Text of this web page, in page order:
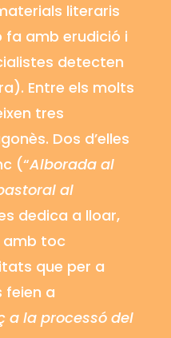
literaris
fa amb erudició i
detecten
. Entre els molts
tres
Dos d’elles
(“Alborada al
al
dedica a lloar,
amb toc
que per a
feien a
a la processó del